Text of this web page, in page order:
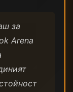
за
Arena